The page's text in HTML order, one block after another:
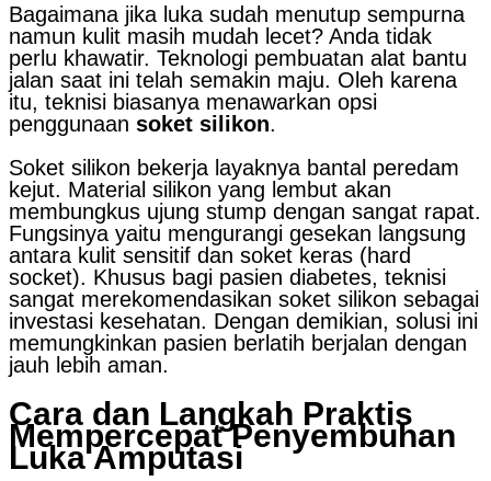
Bagaimana jika luka sudah menutup sempurna
namun kulit masih mudah lecet? Anda tidak
perlu khawatir. Teknologi pembuatan alat bantu
jalan saat ini telah semakin maju. Oleh karena
itu, teknisi biasanya menawarkan opsi
penggunaan soket silikon.
Soket silikon bekerja layaknya bantal peredam
kejut. Material silikon yang lembut akan
membungkus ujung stump dengan sangat rapat.
Fungsinya yaitu mengurangi gesekan langsung
antara kulit sensitif dan soket keras (hard
socket). Khusus bagi pasien diabetes, teknisi
sangat merekomendasikan soket silikon sebagai
investasi kesehatan. Dengan demikian, solusi ini
memungkinkan pasien berlatih berjalan dengan
jauh lebih aman.
Cara dan Langkah Praktis
Mempercepat Penyembuhan
Luka Amputasi